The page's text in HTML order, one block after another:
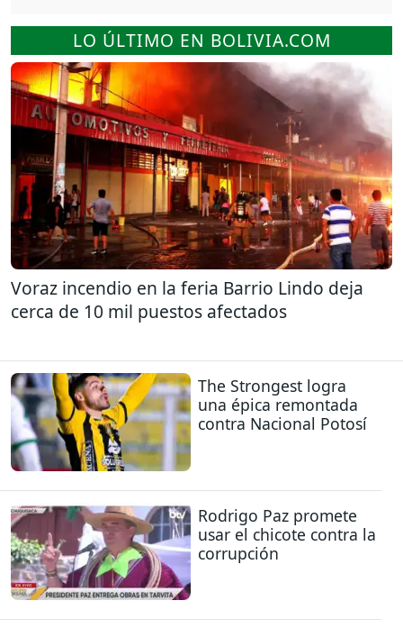
LO ÚLTIMO EN BOLIVIA.COM
Voraz incendio en la feria Barrio Lindo deja
cerca de 10 mil puestos afectados
The Strongest logra
una épica remontada
contra Nacional Potosí
Rodrigo Paz promete
usar el chicote contra la
corrupción